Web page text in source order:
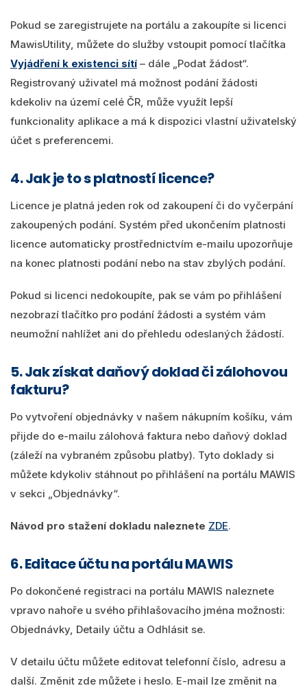
Pokud se zaregistrujete na portálu a zakoupíte si licenci
MawisUtility, můžete do služby vstoupit pomocí tlačítka
Vyjádření k existenci sítí – dále „Podat žádost“.
Registrovaný uživatel má možnost podání žádosti
kdekoliv na území celé ČR, může využít lepší
funkcionality aplikace a má k dispozici vlastní uživatelský
účet s preferencemi.
4. Jak je to s platností licence?
Licence je platná jeden rok od zakoupení či do vyčerpání
zakoupených podání. Systém před ukončením platnosti
licence automaticky prostřednictvím e-mailu upozorňuje
na konec platnosti podání nebo na stav zbylých podání.
Pokud si licenci nedokoupíte, pak se vám po přihlášení
nezobrazí tlačítko pro podání žádosti a systém vám
neumožní nahlížet ani do přehledu odeslaných žádostí.
5. Jak získat daňový doklad či zálohovou
fakturu?
Po vytvoření objednávky v našem nákupním košíku, vám
přijde do e-mailu zálohová faktura nebo daňový doklad
(záleží na vybraném způsobu platby). Tyto doklady si
můžete kdykoliv stáhnout po přihlášení na portálu MAWIS
v sekci „Objednávky“.
Návod pro stažení dokladu naleznete ZDE.
6. Editace účtu na portálu MAWIS
Po dokončené registraci na portálu MAWIS naleznete
vpravo nahoře u svého přihlašovacího jména možnosti:
Objednávky, Detaily účtu a Odhlásit se.
V detailu účtu můžete editovat telefonní číslo, adresu a
další. Změnit zde můžete i heslo. E-mail lze změnit na